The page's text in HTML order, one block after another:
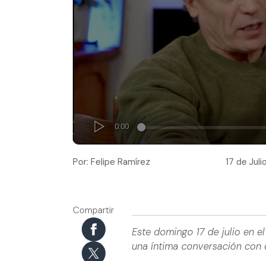
Por: Felipe Ramírez 17 de
Compartir
Este domingo 17 de julio en
una íntima conversación